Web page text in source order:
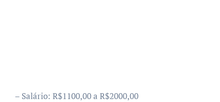
– Salário: R$1100,00 a R$2000,00